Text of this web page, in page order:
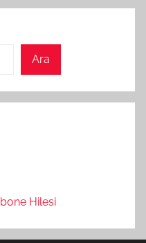
Ara
Hilesi